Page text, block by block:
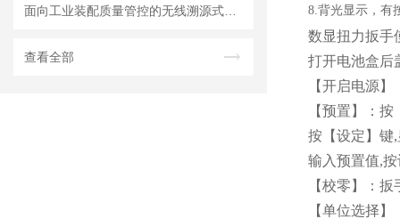
查看全部
8.背光显示，有
数显扭力扳手
打开电池盒后
【开启电源
【预置】：
按【设定】键
输入预置值,
【校零】：
【单位选择